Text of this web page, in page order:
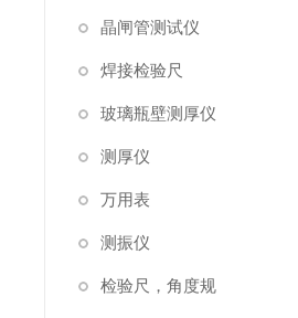
晶闸管测试仪
焊接检验尺
玻璃瓶壁测厚仪
测厚仪
万用表
测振仪
检验尺，角度规